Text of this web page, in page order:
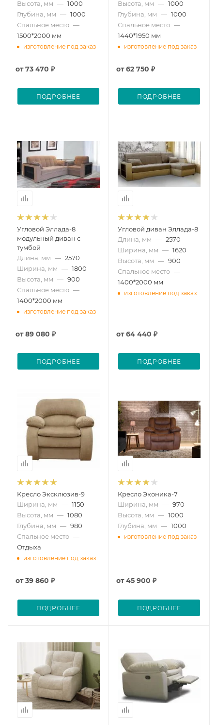
Высота, мм — 1000
Глубина, мм — 1000
Спальное место —
1500*2000 мм
изготовление под заказ
от73 470 ₽
ПОДРОБНЕЕ
Высота, мм — 1000
Глубина, мм — 1000
Спальное место —
1440*1950 мм
изготовление под заказ
от62 750 ₽
ПОДРОБНЕЕ
Угловой Эллада-8
модульный диван с
тумбой
Длина, мм — 2570
Ширина, мм — 1800
Высота, мм — 900
Спальное место —
1400*2000 мм
изготовление под заказ
от89 080 ₽
ПОДРОБНЕЕ
Угловой диван Эллада-8
Длина, мм — 2570
Ширина, мм — 1620
Высота, мм — 900
Спальное место —
1400*2000 мм
изготовление под заказ
от64 440 ₽
ПОДРОБНЕЕ
Кресло Эксклюзив-9
Ширина, мм — 1150
Высота, мм — 1080
Глубина, мм — 980
Спальное место —
Отдыха
изготовление под заказ
от39 860 ₽
ПОДРОБНЕЕ
Кресло Эконика-7
Ширина, мм — 970
Высота, мм — 1000
Глубина, мм — 1000
изготовление под заказ
от45 900 ₽
ПОДРОБНЕЕ